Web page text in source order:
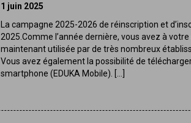
1 juin 2025
La campagne 2025-2026 de réinscription et
2025.Comme l’année dernière, vous avez à
maintenant utilisée par de très nombreux
Vous avez également la possibilité de
smartphone (EDUKA Mobile). […]